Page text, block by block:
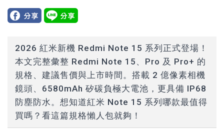
2026 紅米新機 Redmi Note 15 系列正式登場！
本文完整彙整 Redmi Note 15、Pro 及 Pro+ 的
規格、建議售價與上市時間。搭載 2 億像素相機
鏡頭、6580mAh 矽碳負極大電池，更具備 IP68
防塵防水。想知道紅米 Note 15 系列哪款最值得
買嗎？看這篇規格懶人包就夠！